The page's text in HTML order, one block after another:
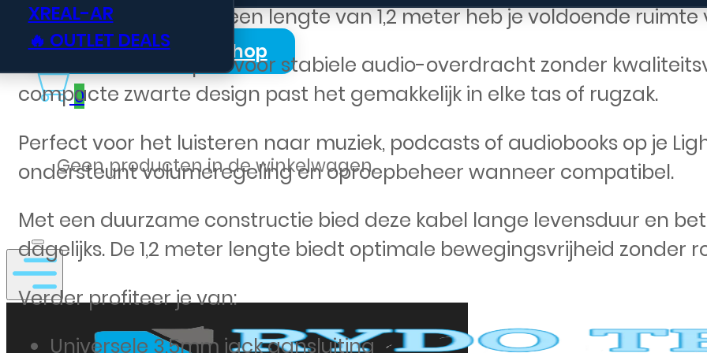
XREAL-AR
🔥 OUTLET DEALS
Login Zakelijk Webshop
0
Geen producten in de winkelwagen.
poorten mogelijk. Met een lengte van 1,2 meter heb je voldoende ruimte
De kabel is ontworpen voor stabiele audio-overdracht zonder
compacte zwarte design past het gemakkelijk in elke tas of rugzak.
Perfect voor het luisteren naar muziek, podcasts of audiobooks op je
ondersteunt volumeregeling en oproepbeheer wanneer compatibel.
Met een duurzame constructie bied deze kabel lange levensduur en
dagelijks. De 1,2 meter lengte biedt optimale bewegingsvrijheid zonder
Verder profiteer je van:
Universele 3,5mm jack aansluiting